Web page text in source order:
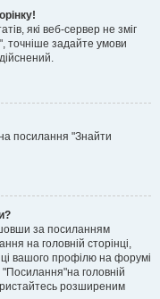
які веб-сервер не зміг
точніше задайте умови
на посилання "Знайти
за посиланням
на головній сторінці,
вашого профілю на форумі
головній
розширеним